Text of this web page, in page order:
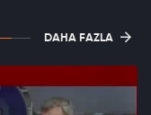
DAHA FAZLA